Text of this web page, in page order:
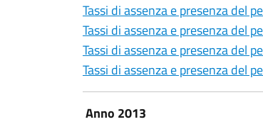
Tassi di assenza e presenza del
Tassi di assenza e presenza del
Tassi di assenza e presenza del
Tassi di assenza e presenza del
Anno 2013